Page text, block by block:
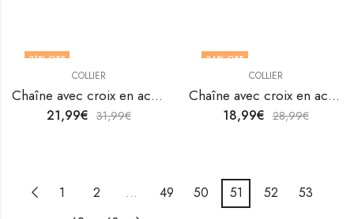
31% OFF
COLLIER
Chaîne avec croix en acier inoxydable plaqué or 18K par V&F Jewellers
21,99€ 31,99€
34% OFF
COLLIER
Chaîne avec croix en acier inoxydable plaqué or 18K par V&F Jewellers
18,99€ 28,99€
1 2 … 49 50 51 52
53